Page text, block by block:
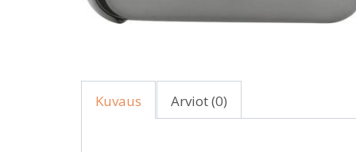
Kuvaus Arviot (0)